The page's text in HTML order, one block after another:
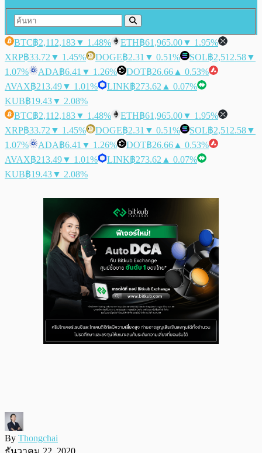
BTC฿2,112,183▼ 1.48% ETH฿61,965.00▼ 1.95%
XRP฿33.72 ▼ 1.45% DOGE฿2.31 ▼ 0.51% SOL฿2,512.58▼
1.07%
ADA฿6.41 ▼ 1.26% DOT฿26.66 ▲ 0.53%
AVAX฿213.49▼ 1.01% LINK฿273.62 ▲ 0.07%
KUB฿19.43▼ 2.08%
BTC฿2,112,183▼ 1.48% ETH฿61,965.00▼ 1.95%
XRP฿33.72 ▼ 1.45% DOGE฿2.31 ▼ 0.51% SOL฿2,512.58▼
1.07%
ADA฿6.41 ▼ 1.26% DOT฿26.66 ▲ 0.53%
AVAX฿213.49▼ 1.01% LINK฿273.62 ▲ 0.07%
KUB฿19.43▼ 2.08%
By Thongchai
ธันวาคม 22, 2020